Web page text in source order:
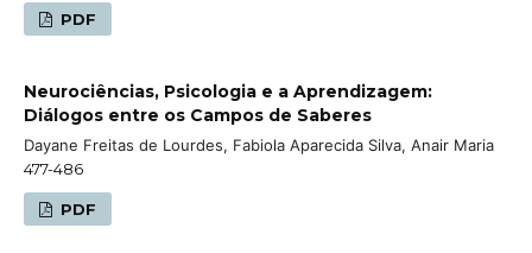
PDF
Neurociências, Psicologia e a Aprendizagem:
Diálogos entre os Campos de Saberes
Dayane Freitas de Lourdes, Fabiola Aparecida Silva, Anair Maria
477-486
PDF